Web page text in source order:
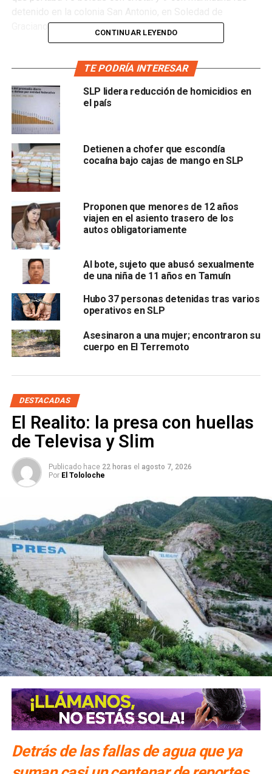
Graciano Sánchez.
al 5 de abril fueron recuperados 32 vehículos con
mientras que los restantes corresponden a automóviles
particulares, camionetas y unidades de transporte de
carga.
Las autoridades indicaron que en varios de los casos, las
unidades robadas fueron detectadas mediante el sistema
de videovigilancia y
de haber recibido la denuncia correspondiente.
También, indicaron que durante los patrullajes,12
presuntos delincuentes fueron puestos a disposición
cristal, 117 gramos marihuana, dos armas cortas, un arma
de manufactura casera, 20 cartuchos útiles, un cargador y
siete armas punzocortantes.
Posible avistamiento de un puma en Morales
prende la alerta en SLP
ARTÍCULOS RELACIONADOS:
COCAÍNA
DETENIDO EN SOLEDAD
SEGURIDAD SLP
SIGUIENTE
(VIDEO) Diputado Verde acusa desvío de recursos en
la SSPE en SLP
NO TE PIERDAS
Posible avistamiento de un puma en Morales prende
la alerta en SLP
CONTINUAR LEYENDO
TE PODRÍA INTERESAR
SLP lidera reducción de homicidios en
el país
Detienen a chofer que escondía
cocaína bajo cajas de mango en SLP
Proponen que menores de 12 años
viajen en el asiento trasero de los
autos obligatoriamente
Al bote, sujeto que abusó sexualmente
de una niña de 11 años en Tamuín
Hubo 37 personas detenidas tras varios
operativos en SLP
Asesinaron a una mujer; encontraron su
cuerpo en El Terremoto
DESTACADAS
El Realito: la presa con huellas
de Televisa y Slim
Publicado hace 22 horas el agosto 7, 2026
Por El Tololoche
Detrás de las fallas de agua que ya